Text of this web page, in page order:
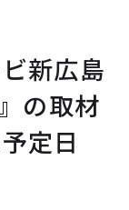
新広島
の取材
定日